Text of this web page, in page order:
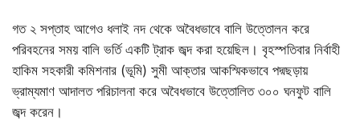
গত ২ সপ্তাহ আগেও ধলাই নদ থেকে অবৈধভাবে বালি উত্তোলন করে
পরিবহনের সময় বালি ভর্তি একটি ট্রাক জব্দ করা হয়েছিল। বৃহস্পতিবার নির্বাহী
হাকিম সহকারী কমিশনার (ভূমি) সুমী আক্তার আকস্মিকভাবে পদ্মছড়ায়
ভ্রাম্যমাণ আদালত পরিচালনা করে অবৈধভাবে উত্তোলিত ৩০০ ঘনফুট বালি
জব্দ করেন।